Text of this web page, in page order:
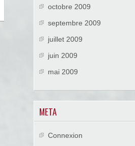
octobre 2009
septembre 2009
juillet 2009
juin 2009
mai 2009
META
Connexion